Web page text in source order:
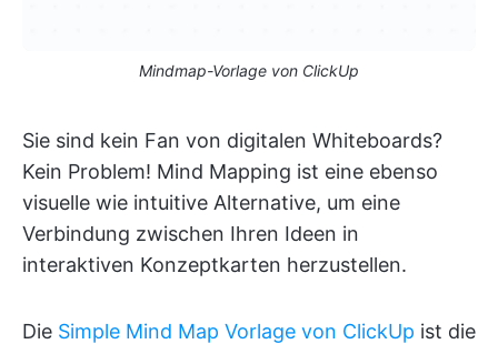
Mindmap-Vorlage von ClickUp
Sie sind kein Fan von digitalen Whiteboards?
Kein Problem! Mind Mapping ist eine ebenso
visuelle wie intuitive Alternative, um eine
Verbindung zwischen Ihren Ideen in
interaktiven Konzeptkarten herzustellen.
Die Simple Mind Map Vorlage von ClickUp ist die